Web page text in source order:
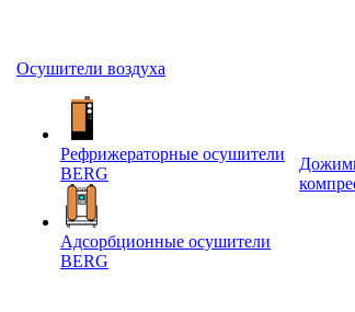
Осушители воздуха
Рефрижераторные осушители
BERG
Адсорбционные осушители
BERG